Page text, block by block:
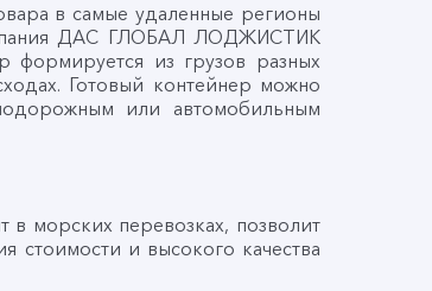
в самые удаленные регионы
ДАС ГЛОБАЛ ЛОДЖИСТИК
формируется из грузов разных
Готовый контейнер можно
или автомобильным
морских перевозках, позволит
стоимости и высокого качества